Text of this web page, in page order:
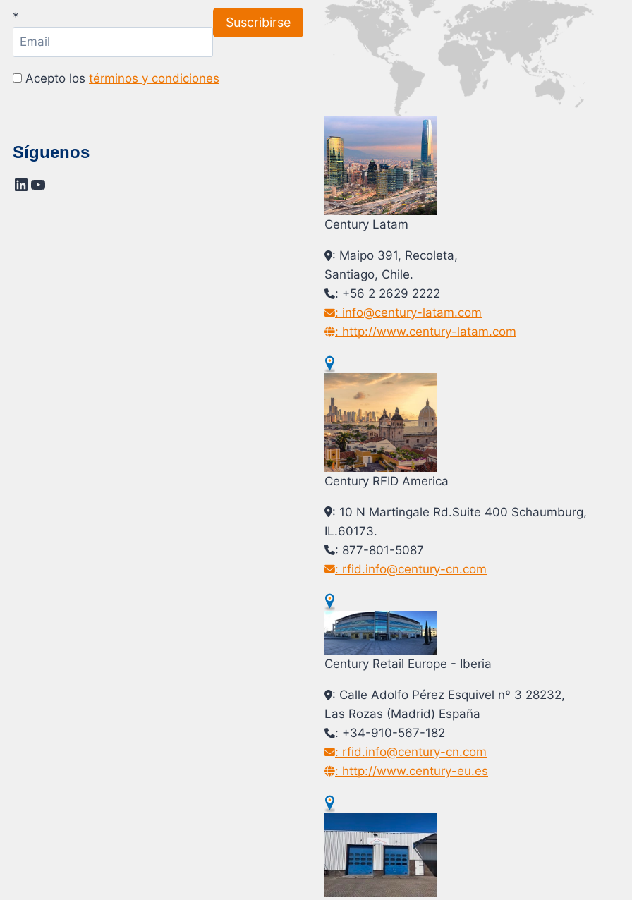
*
Acepto los términos y condiciones
Síguenos
LinkedIn
YouTube
Century Latam
: Maipo 391, Recoleta,
Santiago, Chile.
: +56 2 2629 2222
: info@century-latam.com
: http://www.century-latam.com
Century RFID America
: 10 N Martingale Rd.Suite 400 Schaumburg,
IL.60173.
: 877-801-5087
: rfid.info@century-cn.com
Century Retail Europe - Iberia
: Calle Adolfo Pérez Esquivel nº 3 28232,
Las Rozas (Madrid) España
: +34-910-567-182
: rfid.info@century-cn.com
: http://www.century-eu.es